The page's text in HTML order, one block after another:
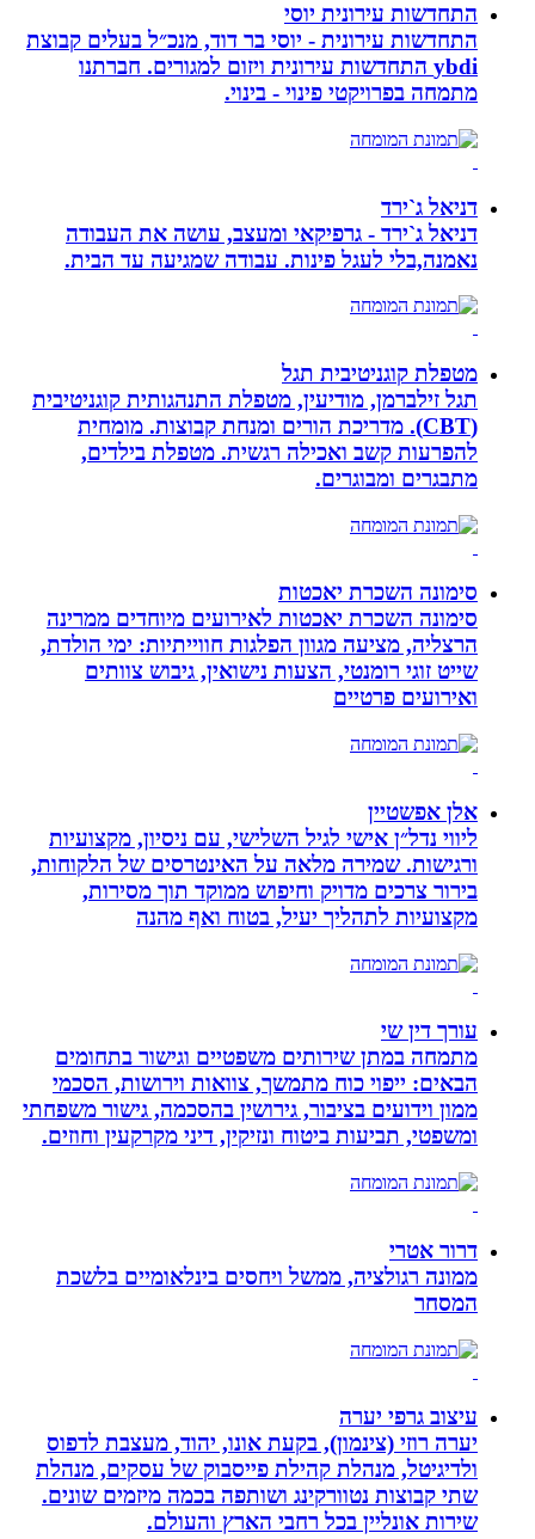
התחדשות עירונית יוסי
התחדשות עירונית - יוסי בר דוד, מנכ״ל בעלים קבוצת
ybdi התחדשות עירונית ויזום למגורים. חברתנו
מתמחה בפרויקטי פינוי - בינוי.
דניאל ג`ירד
דניאל ג`ירד - גרפיקאי ומעצב, עושה את העבודה
נאמנה,בלי לעגל פינות. עבודה שמגיעה עד הבית.
מטפלת קוגניטיבית תגל
תגל זילברמן, מודיעין, מטפלת התנהגותית קוגניטיבית
(CBT). מדריכת הורים ומנחת קבוצות. מומחית
להפרעות קשב ואכילה רגשית. מטפלת בילדים,
מתבגרים ומבוגרים.
סימונה השכרת יאכטות
סימונה השכרת יאכטות לאירועים מיוחדים ממרינה
הרצליה, מציעה מגוון הפלגות חווייתיות: ימי הולדת,
שייט זוגי רומנטי, הצעות נישואין, גיבוש צוותים
ואירועים פרטיים
אלן אפשטיין
ליווי נדל״ן אישי לגיל השלישי, עם ניסיון, מקצועיות
ורגישות. שמירה מלאה על האינטרסים של הלקוחות,
בירור צרכים מדויק וחיפוש ממוקד תוך מסירות,
מקצועיות לתהליך יעיל, בטוח ואף מהנה
עורך דין שי
מתמחה במתן שירותים משפטיים וגישור בתחומים
הבאים: ייפוי כוח מתמשך, צוואות וירושות, הסכמי
ממון וידועים בציבור, גירושין בהסכמה, גישור משפחתי
ומשפטי, תביעות ביטוח ונזיקין, דיני מקרקעין וחוזים.
דרור אטרי
ממונה רגולציה, ממשל ויחסים בינלאומיים בלשכת
המסחר
עיצוב גרפי יערה
יערה רוזי (צינמון), בקעת אונו, יהוד, מעצבת לדפוס
ולדיגיטל, מנהלת קהילת פייסבוק של עסקים, מנהלת
שתי קבוצות נטוורקינג ושותפה בכמה מיזמים שונים.
שירות אונליין בכל רחבי הארץ והעולם.